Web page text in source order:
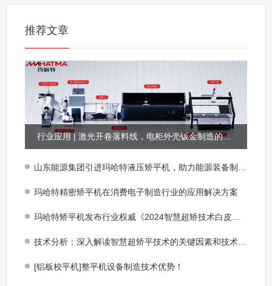
推荐文章
行业应用 | 激光开卷落料线，电柜外壳钣金制造的产能怪兽
山东能源集团引进玛哈特液压矫平机，助力能源装备制造再升级！
玛哈特精密矫平机在消费电子制造行业的应用解决方案
玛哈特矫平机发布行业权威《2024智慧超矫技术白皮书》
技术分析：深入解读智慧超矫平技术的关键因素和技术创新
[铝板校平机]整平机设备制造技术优势！